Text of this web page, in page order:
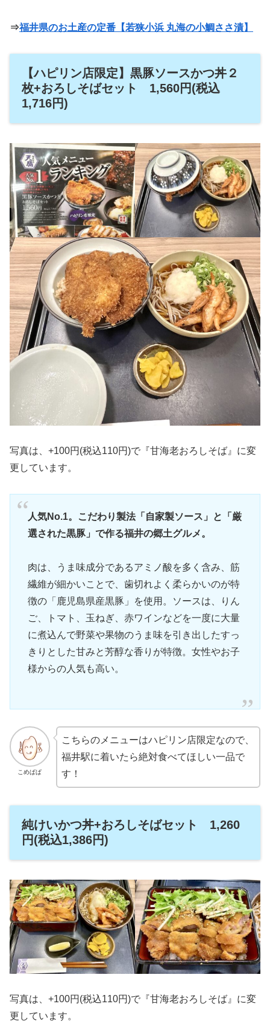
⇒福井県のお土産の定番【若狭小浜 丸海の小鯛ささ漬】
【ハピリン店限定】黒豚ソースかつ丼２
枚+おろしそばセット 1,560円(税込
1,716円)
写真は、+100円(税込110円)で『甘海老おろしそば』に変
更しています。
人気No.1。こだわり製法「自家製ソース」と「厳
選された黒豚」で作る福井の郷土グルメ。
肉は、うま味成分であるアミノ酸を多く含み、筋
繊維が細かいことで、歯切れよく柔らかいのが特
徴の「鹿児島県産黒豚」を使用。ソースは、りん
ご、トマト、玉ねぎ、赤ワインなどを一度に大量
に煮込んで野菜や果物のうま味を引き出したすっ
きりとした甘みと芳醇な香りが特徴。女性やお子
様からの人気も高い。
こめぱぱ
こちらのメニューはハピリン店限定なので、
福井駅に着いたら絶対食べてほしい一品で
す！
純けいかつ丼+おろしそばセット 1,260
円(税込1,386円)
写真は、+100円(税込110円)で『甘海老おろしそば』に変
更しています。